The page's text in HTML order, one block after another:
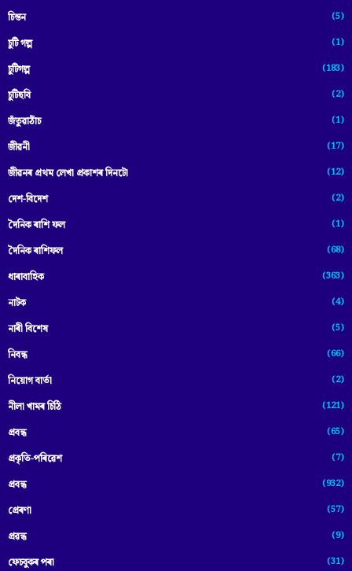
চিন্তন (5)
চুটি গল্প (1)
চুটিগল্প (183)
চুটিছবি (2)
জঁতুৱাঠাঁচ (1)
জীৱনী (17)
জীৱনৰ প্ৰথম লেখা প্ৰকাশৰ দিনটো (12)
দেশ-বিদেশ (2)
দৈনিক ৰাশি ফল (1)
দৈনিক ৰাশিফল (68)
ধাৰাবাহিক (363)
নাটক (4)
নাৰী বিশেষ (5)
নিবন্ধ (66)
নিয়োগ বাৰ্তা (2)
নীলা খামৰ চিঠি (121)
প্রবন্ধ (65)
প্ৰকৃতি-পৰিৱেশ (7)
প্ৰবন্ধ (932)
প্ৰেৰণা (57)
প্ৰৱন্ধ (9)
ফেচবুকৰ পৰা (31)